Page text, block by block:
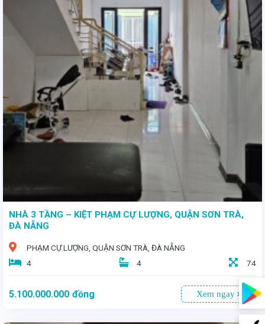
NHÀ 3 TẦNG – KIỆT PHẠM CỰ LƯỢNG, QUẬN SƠN TRÀ,
ĐÀ NẴNG
PHẠM CỰ LƯỢNG, QUẬN SƠN TRÀ, ĐÀ NẴNG
4
4 74
5.100.000.000 đồng Xem ngay